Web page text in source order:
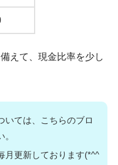
えて、現金比率を少し
いては、こちらのブロ
月更新しております(*^^